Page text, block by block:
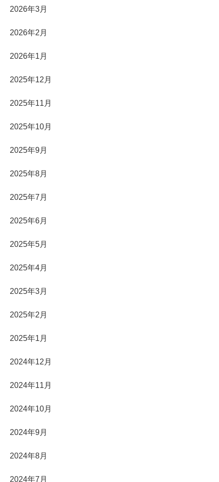
2026年3月
2026年2月
2026年1月
2025年12月
2025年11月
2025年10月
2025年9月
2025年8月
2025年7月
2025年6月
2025年5月
2025年4月
2025年3月
2025年2月
2025年1月
2024年12月
2024年11月
2024年10月
2024年9月
2024年8月
2024年7月